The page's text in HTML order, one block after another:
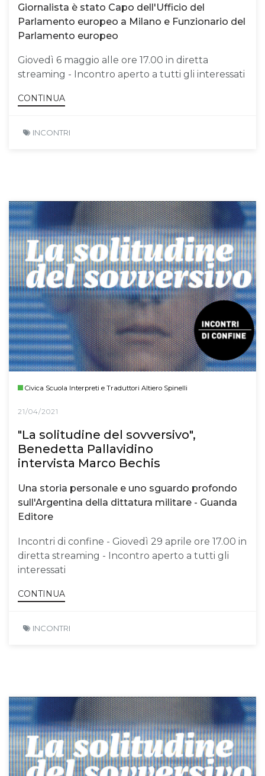
Giornalista è stato Capo dell'Ufficio del
Parlamento europeo a Milano e Funzionario del
Parlamento europeo
Giovedì 6 maggio alle ore 17.00 in diretta
streaming - Incontro aperto a tutti gli interessati
CONTINUA
INCONTRI
Civica Scuola Interpreti e Traduttori Altiero Spinelli
21/04/2021
"La solitudine del sovversivo",
Benedetta Pallavidino
intervista Marco Bechis
Una storia personale e uno sguardo profondo
sull'Argentina della dittatura militare - Guanda
Editore
Incontri di confine - Giovedì 29 aprile ore 17.00 in
diretta streaming - Incontro aperto a tutti gli
interessati
CONTINUA
INCONTRI